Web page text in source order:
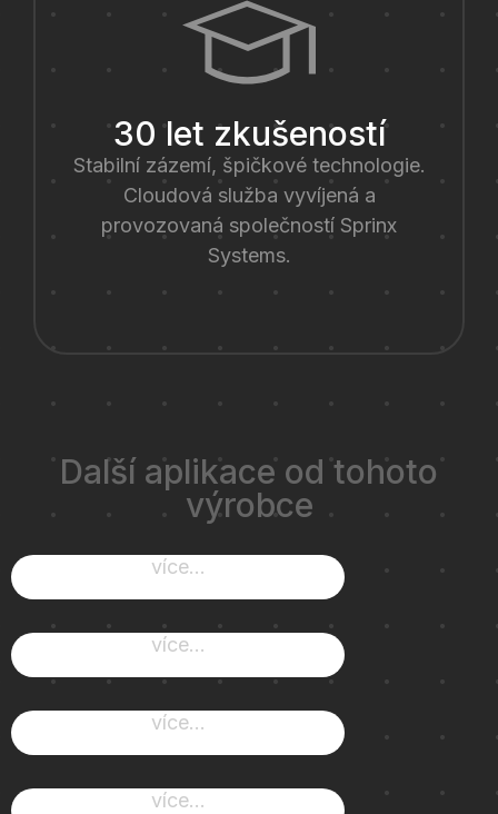
30 let zkušeností
Stabilní zázemí, špičkové technologie.
Cloudová služba vyvíjená a
provozovaná společností Sprinx
Systems.
Další aplikace od tohoto
výrobce
více...
více...
více...
více...